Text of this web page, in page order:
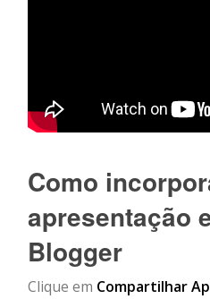
Como
apresentação
Blogger
Clique em Compartilhar